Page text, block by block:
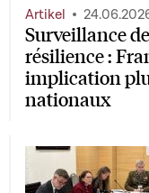
Surveillance
résilience :
implication
nationaux
Artikel